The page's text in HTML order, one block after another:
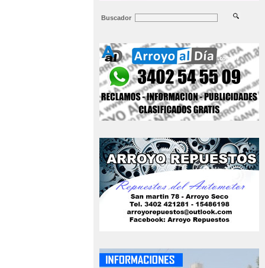
Buscador